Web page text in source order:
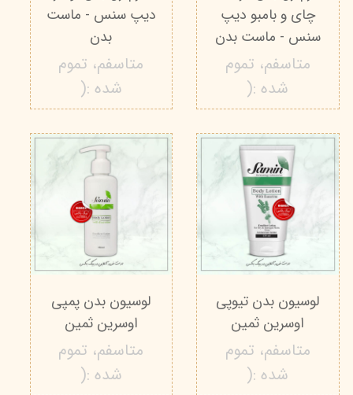
چای و بامبو دیپ
سنس - ماست بدن
متاسفم، تموم
شده :(
دیپ سنس - ماست
بدن
متاسفم، تموم
شده :(
لوسیون بدن تیوپی
اوسرین ثمین
متاسفم، تموم
شده :(
لوسیون بدن پمپی
اوسرین ثمین
متاسفم، تموم
شده :(